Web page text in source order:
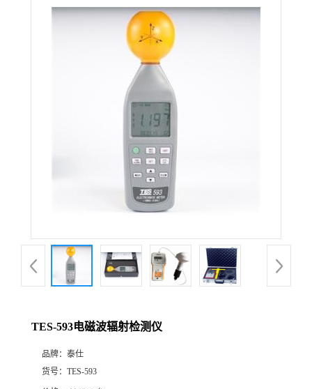
品
厅
TES-593电磁波辐射检测仪
品牌： 泰仕
货号： TES-593